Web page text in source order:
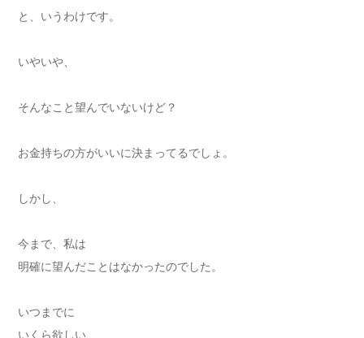
と、いうわけです。
いやいや、
そんなこと望んでいないけど？
お金持ちの方がいいに決まってるでしょ。
しかし、
今まで、私は
明確に望んだことはなかったのでした。
いつまでに
いくら欲しい